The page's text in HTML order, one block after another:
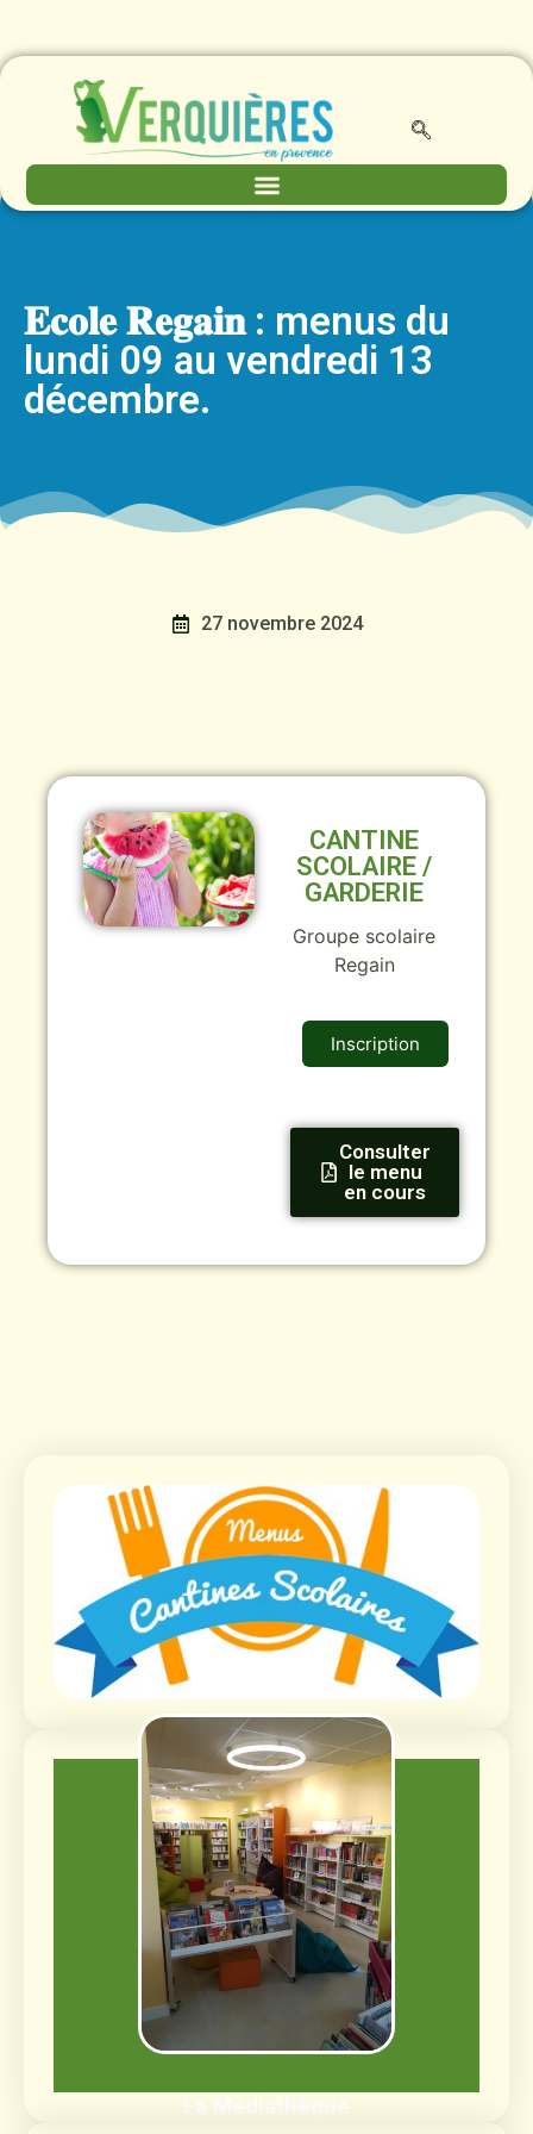
𝐄𝐜𝐨𝐥𝐞 𝐑𝐞𝐠𝐚𝐢𝐧 : menus du
lundi 09 au vendredi 13
décembre.
27 novembre 2024
CANTINE
SCOLAIRE /
GARDERIE
Groupe scolaire
Regain
Inscription
Consulter
le menu
en cours
La Médiathèque
Médiathèque
Livres, BD, documentaires, jeux de société,
CD, DVD
Découvrir